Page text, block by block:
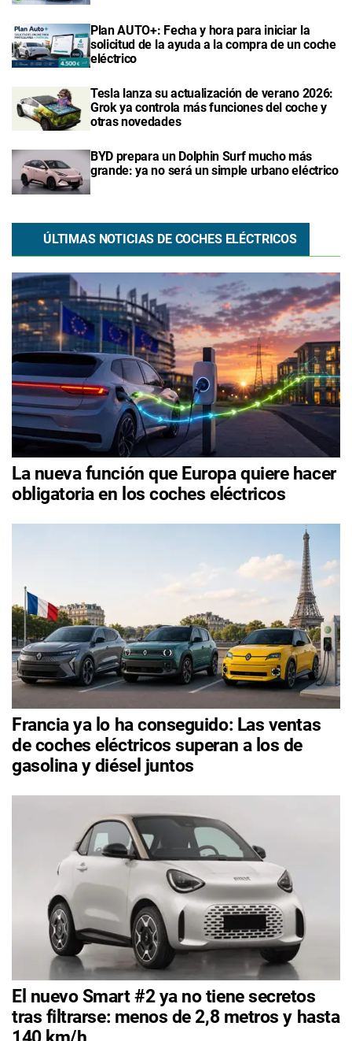
Plan AUTO+: Fecha y hora para iniciar la
solicitud de la ayuda a la compra de un coche
eléctrico
Tesla lanza su actualización de verano 2026:
Grok ya controla más funciones del coche y
otras novedades
BYD prepara un Dolphin Surf mucho más
grande: ya no será un simple urbano eléctrico
ÚLTIMAS NOTICIAS DE COCHES ELÉCTRICOS
La nueva función que Europa quiere hacer
obligatoria en los coches eléctricos
Francia ya lo ha conseguido: Las ventas
de coches eléctricos superan a los de
gasolina y diésel juntos
El nuevo Smart #2 ya no tiene secretos
tras filtrarse: menos de 2,8 metros y hasta